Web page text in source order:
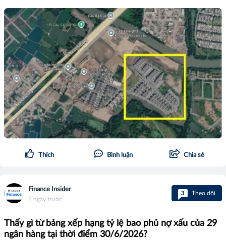
Thích Bình luận Chia sẻ
Finance Insider
1 ngày trước
3 Theo dõi
Thấy gì từ bảng xếp hạng tỷ lệ bao phủ nợ xấu của 29
ngân hàng tại thời điểm 30/6/2026?